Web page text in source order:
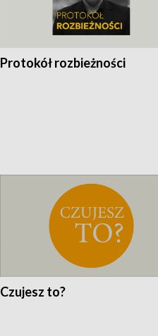
Protokół rozbieżności
Czujesz to?